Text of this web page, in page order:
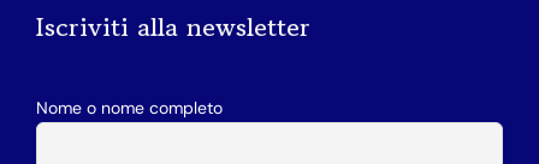
Iscriviti alla newsletter
Nome o nome completo